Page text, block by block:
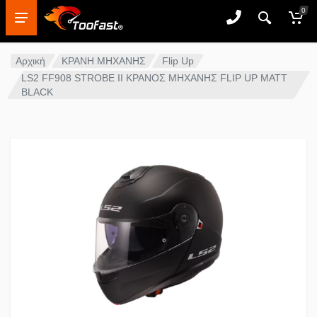
0
Αρχική ΚΡΑΝΗ ΜΗΧΑΝΗΣ
Flip Up
LS2 FF908 STROBE II ΚΡΑΝΟΣ ΜΗΧΑΝΗΣ FLIP UP MATT
BLACK